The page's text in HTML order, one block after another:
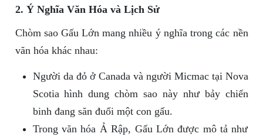
2. Ý Nghĩa Văn Hóa và Lịch Sử
Chòm sao Gấu Lớn mang nhiều ý nghĩa trong các nền
văn hóa khác nhau:
Người da đỏ ở Canada và người Micmac tại Nova
Scotia hình dung chòm sao này như bảy chiến
binh đang săn đuổi một con gấu.
Trong văn hóa Ả Rập, Gấu Lớn được mô tả như